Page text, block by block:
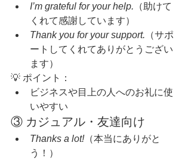
I’m grateful for your help. （助けて
くれて感謝しています）
Thank you for your support. （サポ
ートしてくれてありがとうござい
ます）
💡 ポイント：
ビジネスや目上の人へのお礼に使
いやすい
③ カジュアル・友達向け
Thanks a lot!（本当にありがと
う！）